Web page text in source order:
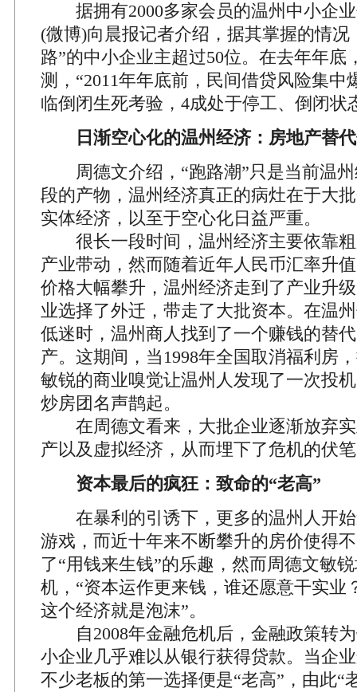
据拥有2000多家会员的温州中小企业
(微博)向晨报记者介绍，据其掌握的情况
路”的中小企业主超过50位。在去年年底
测，“2011年年底前，民间借贷风险集中
临倒闭生死考验，4成处于停工、倒闭状
日渐空心化的温州经济：房地产替
周德文介绍，“跑路潮”只是当前温州
段的产物，温州经济真正的病灶在于大
实体经济，以至于空心化日益严重。
很长一段时间，温州经济主要依靠粗
产业带动，然而随着近年人民币汇率升
价格大幅攀升，温州经济走到了产业升
业选择了外迁，带走了大批资本。在温
低迷时，温州商人找到了一个赚钱的替
产。这期间，当1998年全国取消福利房
敏锐的商业嗅觉让温州人发现了一次投
炒房团名声鹊起。
在周德文看来，大批企业逐渐放弃实
产以及虚拟经济，从而埋下了危机的伏
资本最后的疯狂：致命的“老高”
在暴利的引诱下，更多的温州人开始
游戏，而近十年来不断攀升的房价使得
了“用钱来生钱”的乐趣，然而周德文敏
机，“资本运作更来钱，谁还愿意干实业
这个经济就是泡沫”。
自2008年金融危机后，金融政策转为
小企业几乎难以从银行获得贷款。当企
不少老板的第一选择便是“老高”，由此“